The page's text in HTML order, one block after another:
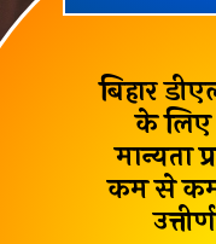
बिहार
के
मान्यता
कम से